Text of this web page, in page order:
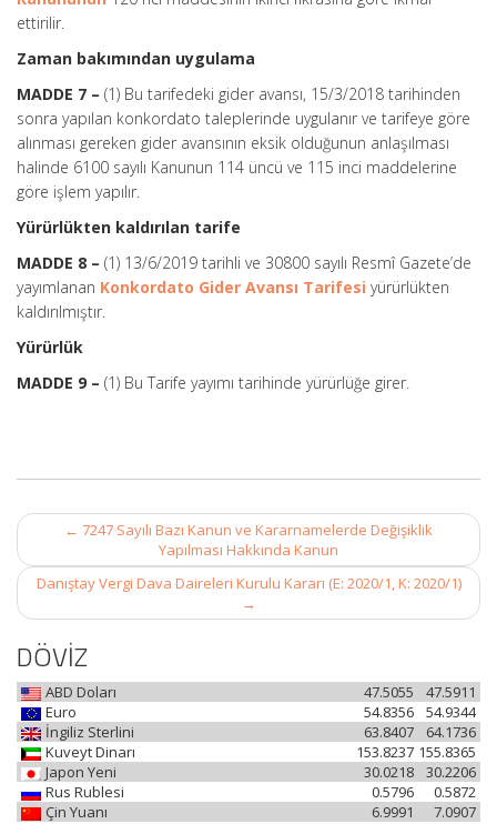
ettirilir.
Zaman bakımından uygulama
MADDE 7 – (1) Bu tarifedeki gider avansı, 15/3/2018 tarihinden
sonra yapılan konkordato taleplerinde uygulanır ve tarifeye göre
alınması gereken gider avansının eksik olduğunun anlaşılması
halinde 6100 sayılı Kanunun 114 üncü ve 115 inci maddelerine
göre işlem yapılır.
Yürürlükten kaldırılan tarife
MADDE 8 – (1) 13/6/2019 tarihli ve 30800 sayılı Resmî Gazete’de
yayımlanan Konkordato Gider Avansı Tarifesi yürürlükten
kaldırılmıştır.
Yürürlük
MADDE 9 – (1) Bu Tarife yayımı tarihinde yürürlüğe girer.
Post
navigation
← 7247 Sayılı Bazı Kanun ve Kararnamelerde Değişiklik
Yapılması Hakkında Kanun
Danıştay Vergi Dava Daireleri Kurulu Kararı (E: 2020/1, K: 2020/1)
→
DÖVİZ
ABD Doları 47.5911
47.5055
Euro
54.9344
54.8356
İngiliz Sterlini
64.1736
63.8407
Kuveyt Dinarı
155.8365
153.8237
Japon Yeni
30.2206
30.0218
Rus Rublesi
0.5872
0.5796
Çin Yuanı
7.0907
6.9991